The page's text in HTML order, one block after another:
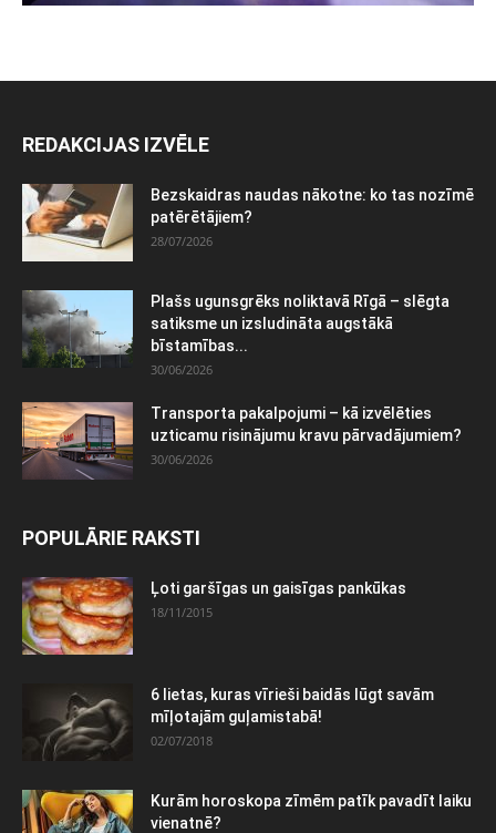
REDAKCIJAS IZVĒLE
Bezskaidras naudas nākotne: ko tas nozīmē
patērētājiem?
28/07/2026
Plašs ugunsgrēks noliktavā Rīgā – slēgta
satiksme un izsludināta augstākā
bīstamības...
30/06/2026
Transporta pakalpojumi – kā izvēlēties
uzticamu risinājumu kravu pārvadājumiem?
30/06/2026
POPULĀRIE RAKSTI
Ļoti garšīgas un gaisīgas pankūkas
18/11/2015
6 lietas, kuras vīrieši baidās lūgt savām
mīļotajām guļamistabā!
02/07/2018
Kurām horoskopa zīmēm patīk pavadīt laiku
vienatnē?